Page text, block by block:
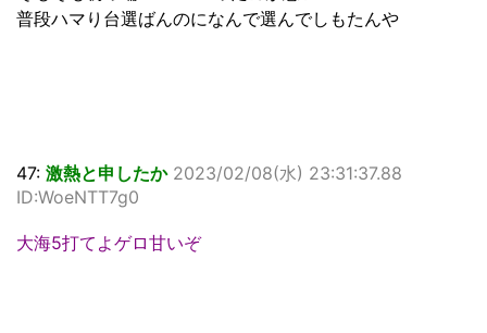
普段ハマり台選ばんのになんで選んでしもたんや
47: 激熱と申したか 2023/02/08(水) 23:31:37.88
ID:WoeNTT7g0
大海5打てよゲロ甘いぞ